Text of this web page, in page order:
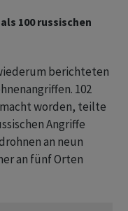
100 russischen
berichteten
102
worden, teilte
Angriffe
an neun
an fünf Orten